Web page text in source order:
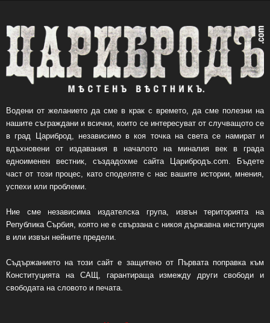
Водени от желанието да сме в крак с времето, да сме полезни на
нашите съграждани и всички, които се интересуват от случващото се
в град Цариброд, независимо в коя точка на света се намират и
вдъхновени от издавания в началото на миналия век в града
едноименен вестник, създадохме сайта Царибродъ.com. Бъдете
част от този процес, като споделяте с нас вашите истории, мнения,
успехи или проблеми.
Ние сме независима издателска група, извън територията на
Република Сърбия, която не е свързана с никоя държавна институция
в или извън нейните предели.
Съдържанието на този сайт е защитено от Първата поправка към
Конституцията на САЩ, гарантираща измежду други свободи и
свободата на словото и печата.